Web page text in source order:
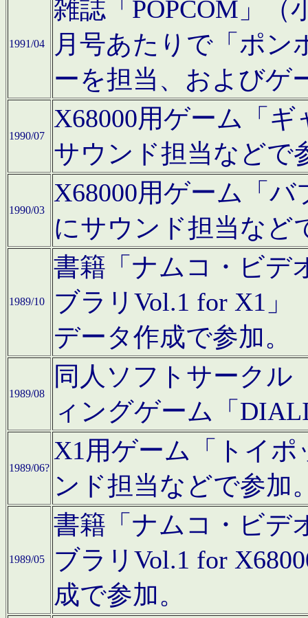
1991/04
雑誌「POPCOM」（
月号あたりで「ポン
ーを担当、およびゲ
1990/07
X68000用ゲーム「
サウンド担当などで
1990/03
X68000用ゲーム「
にサウンド担当など
1989/10
書籍「ナムコ・ビデ
ブラリVol.1 for X1」
データ作成で参加。
1989/08
同人ソフトサークル
ィングゲーム「
1989/06?
X1用ゲーム「トイ
ンド担当などで参加
1989/05
書籍「ナムコ・ビデ
ブラリVol.1 for
成で参加。